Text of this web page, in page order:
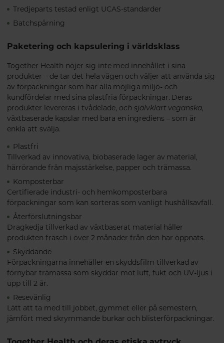
Tredjeparts testad enligt UCAS-standarder
Batchspårning
Paketering och kapsulering i världsklass
Together Health nöjer sig inte med innehållet i sina
produkter – de tar det hela vägen och väljer att använda sig
av förpackningar som har alla möjliga miljö- och
kundfördelar med sina plastfria förpackningar. Deras
produkter levereras i tvådelade, och självklart veganska,
växtbaserade kapslar med bara en ingrediens – som är
enkla att svälja.
Plastfri
Tillverkad av innovativa, biobaserade lager av material,
härrörande från majsstärkelse, papper och trämassa.
Komposterbar
Certifierade industri- och hemkomposterbara
förpackningar som kan sorteras som vanligt hushållsavfall.
Återförslutningsbar
Dragkedja tillverkad av växtbaserat material håller
produkten fräsch i över 2 månader från den har öppnats.
Skyddande
Förpackningarna innehåller en skyddsfilm tillverkad av
förnybar trämassa som skyddar mot luft, fukt och UV-ljus i
upp till 2 år.
Resevänlig
Lätt att ta med till jobbet, gymmet eller på semestern,
jämfört med skrymmande burkar och blisterförpackningar.